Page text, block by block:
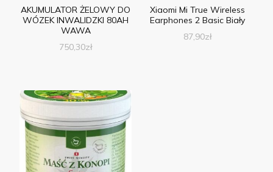
AKUMULATOR ŻELOWY DO
WÓZEK INWALIDZKI 80AH
WAWA
750,30zł
Xiaomi Mi True Wireless
Earphones 2 Basic Biały
87,90zł